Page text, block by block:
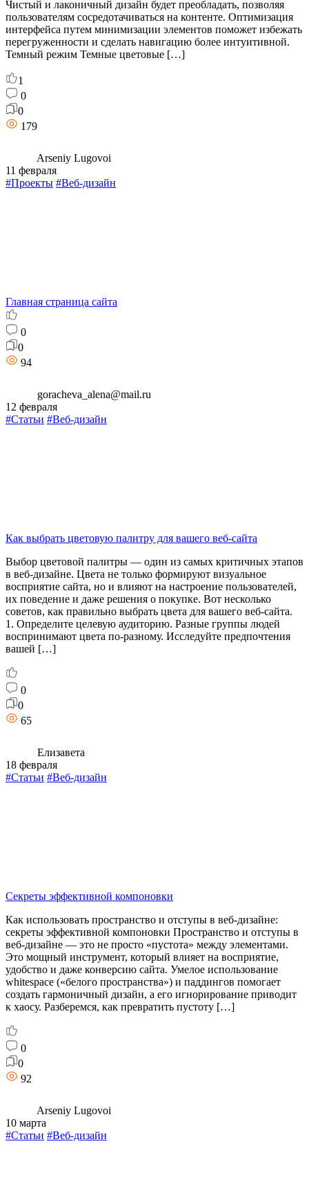
Чистый и лаконичный дизайн будет преобладать, позволяя
пользователям сосредотачиваться на контенте. Оптимизация
интерфейса путем минимизации элементов поможет избежать
перегруженности и сделать навигацию более интуитивной.
Темный режим Темные цветовые […]
1
0
0
179
Arseniy Lugovoi
11 февраля
#Проекты #Веб-дизайн
Главная страница сайта
0
0
94
goracheva_alena@mail.ru
12 февраля
#Статьи #Веб-дизайн
Как выбрать цветовую палитру для вашего веб-сайта
Выбор цветовой палитры — один из самых критичных этапов
в веб-дизайне. Цвета не только формируют визуальное
восприятие сайта, но и влияют на настроение пользователей,
их поведение и даже решения о покупке. Вот несколько
советов, как правильно выбрать цвета для вашего веб-сайта.
1. Определите целевую аудиторию. Разные группы людей
воспринимают цвета по-разному. Исследуйте предпочтения
вашей […]
0
0
65
Елизавета
18 февраля
#Статьи #Веб-дизайн
Секреты эффективной компоновки
Как использовать пространство и отступы в веб-дизайне:
секреты эффективной компоновки Пространство и отступы в
веб-дизайне — это не просто «пустота» между элементами.
Это мощный инструмент, который влияет на восприятие,
удобство и даже конверсию сайта. Умелое использование
whitespace («белого пространства») и паддингов помогает
создать гармоничный дизайн, а его игнорирование приводит
к хаосу. Разберемся, как превратить пустоту […]
0
0
92
Arseniy Lugovoi
10 марта
#Статьи #Веб-дизайн